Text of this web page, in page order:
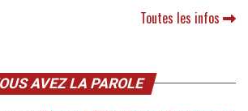
Toutes les infos
AVEZ LA PAROLE